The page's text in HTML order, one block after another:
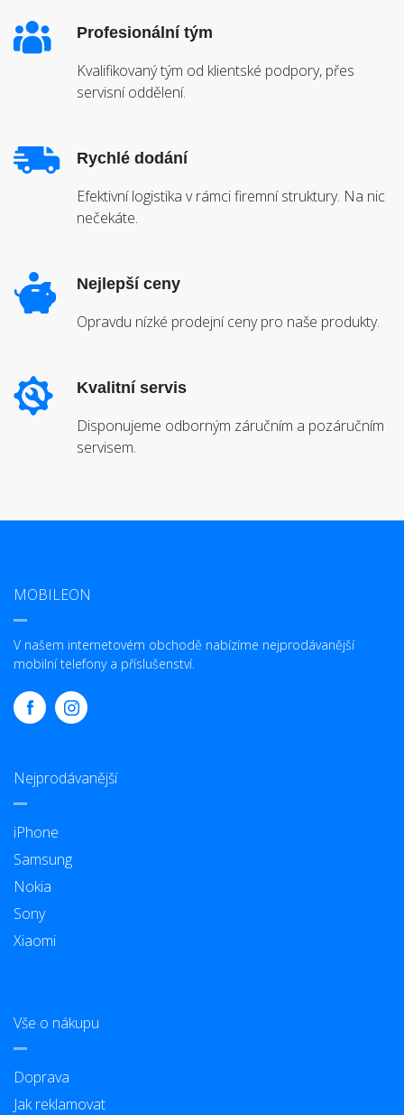
Profesionální tým
Kvalifikovaný tým od klientské podpory, přes
servisní oddělení.
Rychlé dodání
Efektivní logistika v rámci firemní struktury. Na nic
nečekáte.
Nejlepší ceny
Opravdu nízké prodejní ceny pro naše produkty.
Kvalitní servis
Disponujeme odborným záručním a pozáručním
servisem.
MOBILEON
V našem internetovém obchodě nabízíme nejprodávanější
mobilní telefony a příslušenství.
Nejprodávanější
iPhone
Samsung
Nokia
Sony
Xiaomi
Vše o nákupu
Doprava
Jak reklamovat